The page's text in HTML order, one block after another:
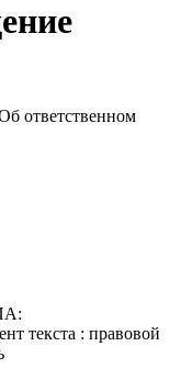
ответственном
текста : правовой